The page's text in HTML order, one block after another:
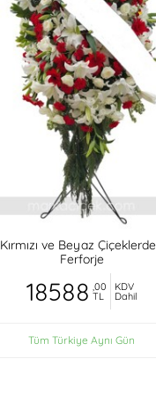
Kırmızı ve Beyaz
Ferforje
18588 ,00
TL
KDV
Dahil
Tüm Türkiye Aynı Gün